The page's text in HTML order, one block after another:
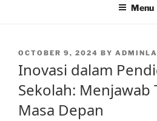
Menu
POSTED
OCTOBER 9, 2024 BY
Inovasi dalam
Sekolah: Menjawab
Masa Depan